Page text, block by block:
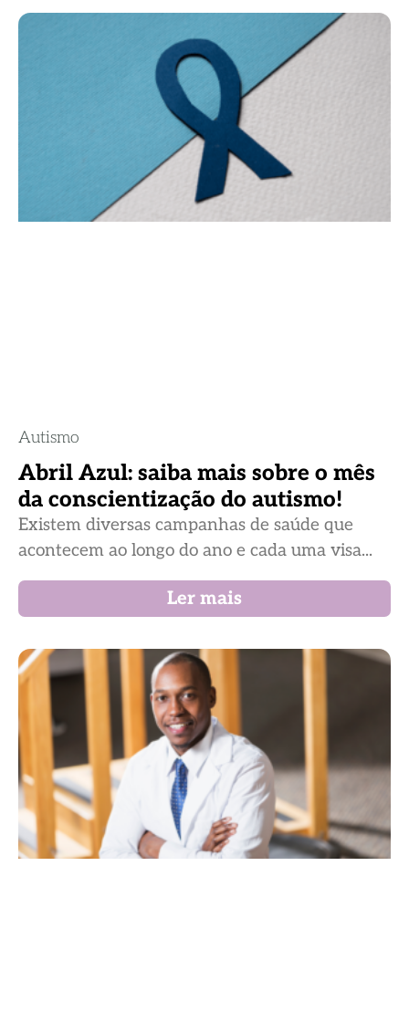
Autismo
Abril Azul: saiba mais sobre o mês
da conscientização do autismo!
Existem diversas campanhas de saúde que
acontecem ao longo do ano e cada uma visa...
Ler mais